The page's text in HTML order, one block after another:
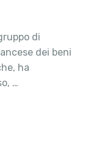
di
dei beni
ha
…